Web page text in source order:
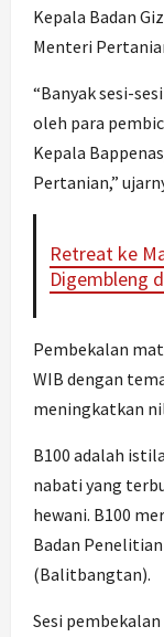
Kepala Badan
Menteri
“Banyak sesi-
oleh para
Kepala
Pertanian,”
Retreat ke
Digembleng
Pembekalan
WIB dengan
meningkatkan
B100 adalah
nabati yang
hewani. B100
Badan
(Balitbangtan).
Sesi